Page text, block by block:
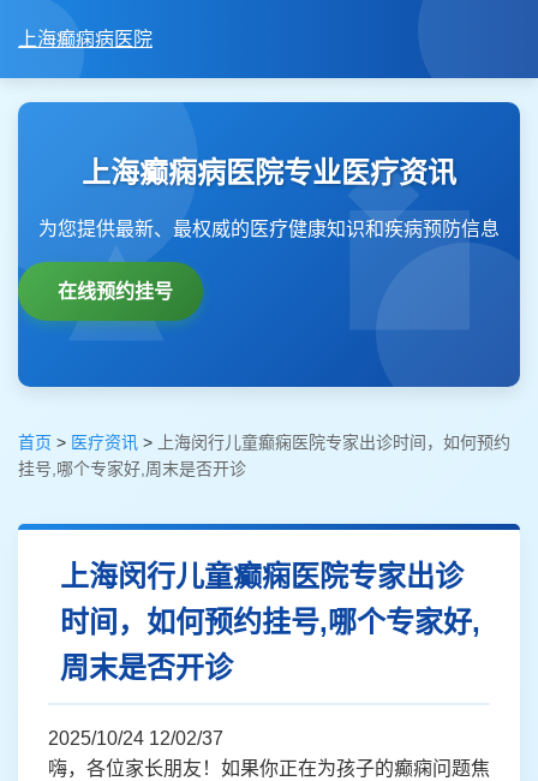
上海癫痫病医院
上海癫痫病医院专业医疗资讯
为您提供最新、最权威的医疗健康知识和疾病预防信息
在线预约挂号
首页 > 医疗资讯 >
上海闵行儿童癫痫医院专家出诊时间，如何预约
挂号,哪个专家好,周末是否开诊
上海闵行儿童癫痫医院专家出诊
时间，如何预约挂号,哪个专家好,
周末是否开诊
2025/10/24 12/02/37
嗨，各位家长朋友！如果你正在为孩子的癫痫问题焦